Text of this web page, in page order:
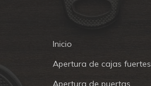
Inicio
Apertura de cajas fuertes